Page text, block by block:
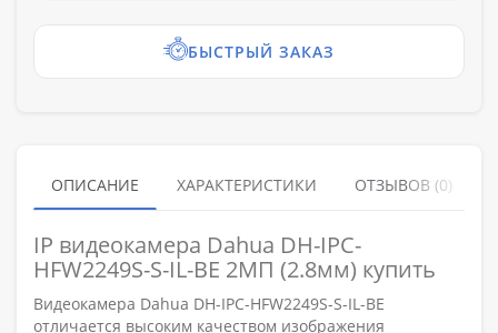
БЫСТРЫЙ ЗАКАЗ
ОПИСАНИЕ ХАРАКТЕРИСТИКИ ОТЗЫВОВ (0)
IP видеокамера Dahua DH-IPC-
HFW2249S-S-IL-BE 2МП (2.8мм) купить
Видеокамера Dahua DH-IPC-HFW2249S-S-IL-BE
отличается высоким качеством изображения